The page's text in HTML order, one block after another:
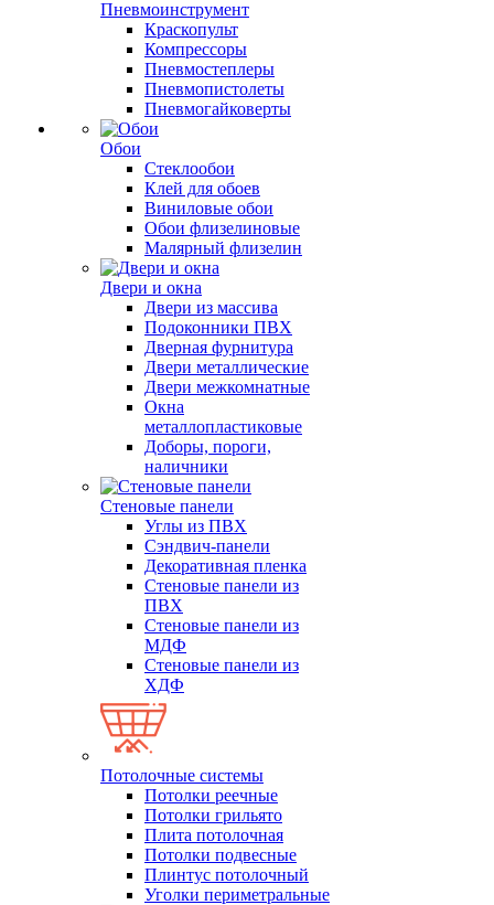
Пневмоинструмент
Краскопульт
Компрессоры
Пневмостеплеры
Пневмопистолеты
Пневмогайковерты
Обои
Стеклообои
Клей для обоев
Виниловые обои
Обои флизелиновые
Малярный флизелин
Двери и окна
Двери из массива
Подоконники ПВХ
Дверная фурнитура
Двери металлические
Двери межкомнатные
Окна
металлопластиковые
Доборы, пороги,
наличники
Стеновые панели
Углы из ПВХ
Сэндвич-панели
Декоративная пленка
Стеновые панели из
ПВХ
Стеновые панели из
МДФ
Стеновые панели из
ХДФ
Потолочные системы
Потолки реечные
Потолки грильято
Плита потолочная
Потолки подвесные
Плинтус потолочный
Уголки периметральные